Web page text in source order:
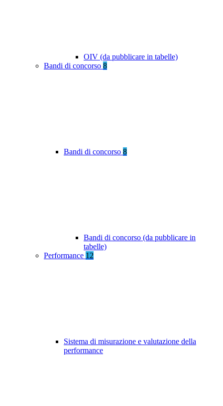
OIV (da pubblicare in tabelle)
Bandi di concorso 8
Bandi di concorso 8
Bandi di concorso (da pubblicare in
tabelle)
Performance 12
Sistema di misurazione e valutazione della
performance